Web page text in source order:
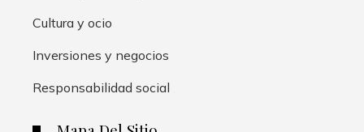
Cultura y ocio
Inversiones y negocios
Responsabilidad social